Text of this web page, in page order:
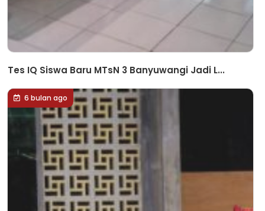
Tes IQ Siswa Baru MTsN 3 Banyuwangi Jadi L...
6 bulan ago